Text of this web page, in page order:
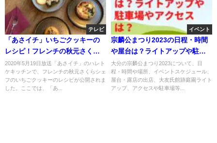
テレビ
「あさイチ」いちごクッキーの
レシピ！フレンチの秋元さくら
が伝授！
2020年5月19日放送「あさイチ」のハレト
ケキッチンで、フレンチの秋元さくらシェ
フのいちごクッキーのレシピが公開されま
した。ここでは、「あ...
イベント
宗麟公まつり2023の日程・時間
や屋台は？ライトアップや駐車
場やアクセスは？
大分の宗麟公まつり2023について、日
程・時間や場所、イベントスケジュール、
屋台・露店の出店、大友氏館跡庭園ライト
アップ、アクセスや駐車場等...